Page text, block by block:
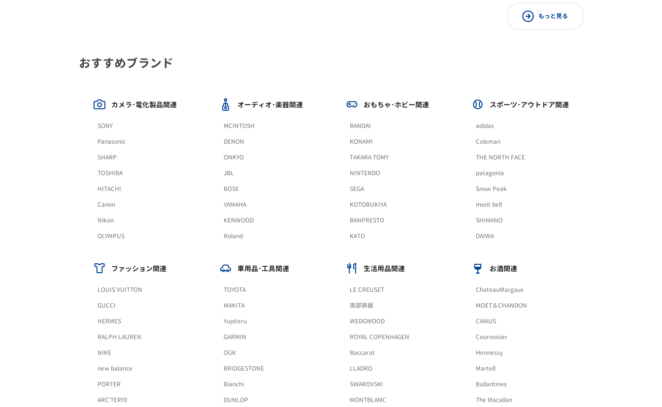
もっと見る
おすすめブランド
カメラ･電化製品関連
SONY
Panasonic
SHARP
TOSHIBA
HITACHI
Canon
Nikon
OLYMPUS
オーディオ･楽器関連
MCINTOSH
DENON
ONKYO
JBL
BOSE
YAMAHA
KENWOOD
Roland
おもちゃ･ホビー関連
BANDAI
KONAMI
TAKARA TOMY
NINTENDO
SEGA
KOTOBUKIYA
BANPRESTO
KATO
スポーツ･アウトドア関連
adidas
Coleman
THE NORTH FACE
patagonia
Snow Peak
mont bell
SHIMANO
DAIWA
ファッション関連
LOUIS VUITTON
GUCCI
HERMES
RALPH LAUREN
NIKE
new balance
PORTER
ARC'TERYX
車用品･工具関連
TOYOTA
MAKITA
Yupiteru
GARMIN
OGK
BRIDGESTONE
Bianchi
DUNLOP
生活用品関連
LE CREUSET
南部鉄器
WEDGWOOD
ROYAL COPENHAGEN
Baccarat
LLADRO
SWAROVSKI
MONTBLANC
お酒関連
ChateauMargaux
MOET＆CHANDON
CAMUS
Courvoisier
Hennessy
Martell
Ballantines
The Macallan